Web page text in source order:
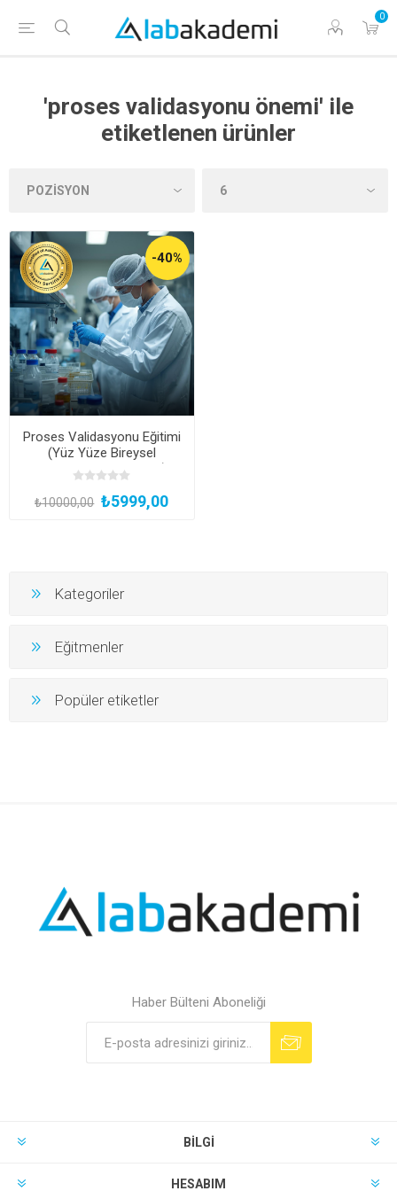
0
'proses validasyonu önemi' ile
etiketlenen ürünler
-40%
Proses Validasyonu Eğitimi
(Yüz Yüze Bireysel
Uygulamalı veya Hibrit)
₺10000,00 ₺5999,00
Kategoriler
Eğitmenler
Popüler etiketler
Haber Bülteni Aboneliği
BILGI
HESABIM